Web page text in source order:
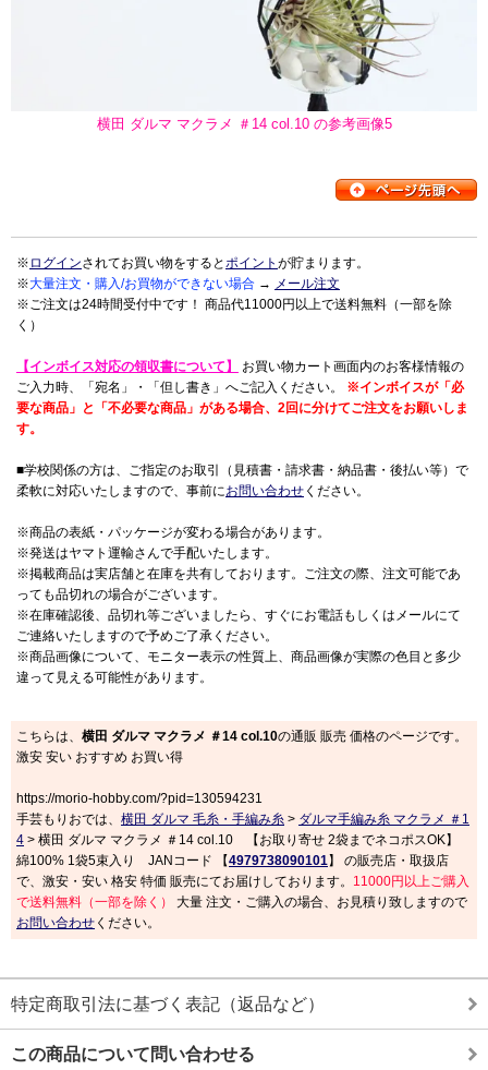
横田 ダルマ マクラメ ＃14 col.10 の参考画像5
※ ログインされてお買い物をするとポイント が貯まります。
※大量注文・購入/お買物ができない場合 → メール注文
※ご注文は24時間受付中です！ 商品代11000円以上で送料無料（一部を除
く）
【インボイス対応の領収書について】
お買い物カート画面内のお客様情報の
ご入力時、「宛名」・「但し書き」へご記入ください。 ※インボイスが「必
要な商品」と「不必要な商品」がある場合、2回に分けてご注文をお願いしま
す。
■学校関係の方は、ご指定のお取引（見積書・請求書・納品書・後払い等）で
柔軟に対応いたしますので、事前にお問い合わせ ください。
※商品の表紙・パッケージが変わる場合があります。
※発送はヤマト運輸さんで手配いたします。
※掲載商品は実店舗と在庫を共有しております。ご注文の際、注文可能であ
っても品切れの場合がございます。
※在庫確認後、品切れ等ございましたら、すぐにお電話もしくはメールにて
ご連絡いたしますので予めご了承ください。
※商品画像について、モニター表示の性質上、商品画像が実際の色目と多少
違って見える可能性があります。
こちらは、 横田 ダルマ マクラメ ＃14 col.10の通販 販売 価格のページです。
激安 安い おすすめ お買い得
https://morio-hobby.com/?pid=130594231
手芸もりおでは、 横田 ダルマ 毛糸・手編み糸 > ダルマ手編み糸 マクラメ ＃1
4 > 横田 ダルマ マクラメ ＃14 col.10 【お取り寄せ 2袋までネコポスOK】
綿100% 1袋5束入り JANコード 【4979738090101】 の販売店・取扱店
で、激安・安い 格安 特価 販売にてお届けしております。 11000円以上ご購入
で送料無料（一部を除く）
大量 注文・ご購入の場合、お見積り致しますので
お問い合わせ ください。
特定商取引法に基づく表記（返品など）
この商品について問い合わせる